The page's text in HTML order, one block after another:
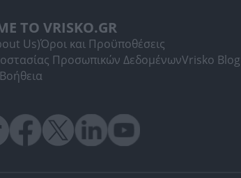
ΤΟ VRISKO.GR
Us)Όροι και Προϋποθέσεις
Προσωπικών ΔεδομένωνVrisko Blog